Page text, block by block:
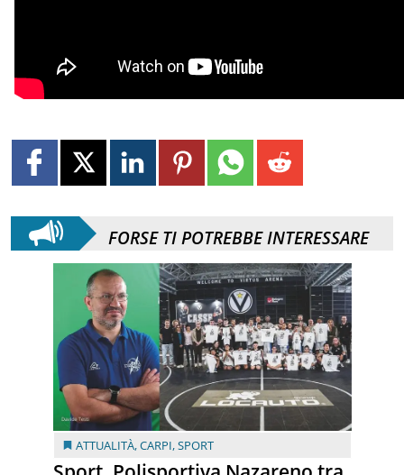
FORSE TI POTREBBE INTERESSARE
ATTUALITÀ,CARPI,SPORT